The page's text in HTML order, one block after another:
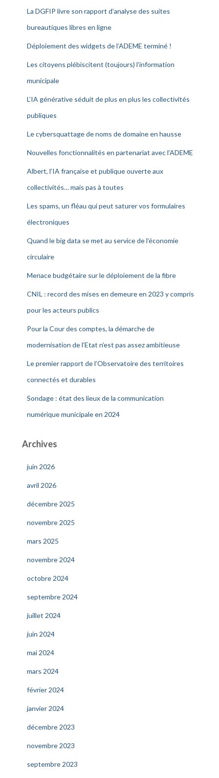
La DGFIP livre son rapport d’analyse des suites
bureautiques libres en ligne
Déploiement des widgets de l’ADEME terminé !
Les citoyens plébiscitent (toujours) l’information
municipale
L’IA générative séduit de plus en plus les collectivités
publiques
Le cybersquattage de noms de domaine en hausse
Nouvelles fonctionnalités en partenariat avec l’ADEME
Albert, l’IA française et publique ouverte aux
collectivités… mais pas à toutes
Les spams, un fléau qui peut saturer vos formulaires
électroniques
Quand le big data se met au service de l’économie
circulaire
Menace budgétaire sur le déploiement de la fibre
CNIL : record des mises en demeure en 2023 y compris
pour les acteurs publics
Pour la Cour des comptes, la démarche de
modernisation de l’Etat n’est pas assez ambitieuse
Le premier rapport de l’Observatoire des territoires
connectés et durables
Sondage : état des lieux de la communication
numérique municipale en 2024
Archives
juin 2026
avril 2026
décembre 2025
novembre 2025
mars 2025
novembre 2024
octobre 2024
septembre 2024
juillet 2024
juin 2024
mai 2024
mars 2024
février 2024
janvier 2024
décembre 2023
novembre 2023
septembre 2023